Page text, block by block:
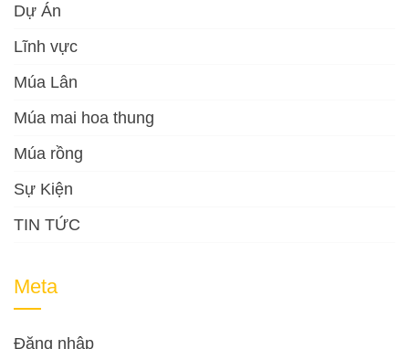
Dự Án
Lĩnh vực
Múa Lân
Múa mai hoa thung
Múa rồng
Sự Kiện
TIN TỨC
Meta
Đăng nhập